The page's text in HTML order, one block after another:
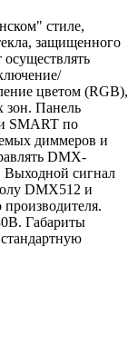
стиле,
защищенного
цветом (RGB),
зон. Панель
SMART по
диммеров и
DMX-
сигнал
DMX512 и
Габариты